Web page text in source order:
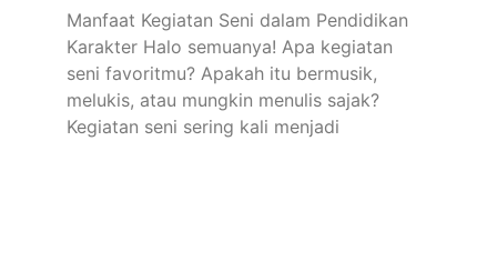
Manfaat Kegiatan Seni dalam Pendidikan
Karakter Halo semuanya! Apa kegiatan
seni favoritmu? Apakah itu bermusik,
melukis, atau mungkin menulis sajak?
Kegiatan seni sering kali menjadi